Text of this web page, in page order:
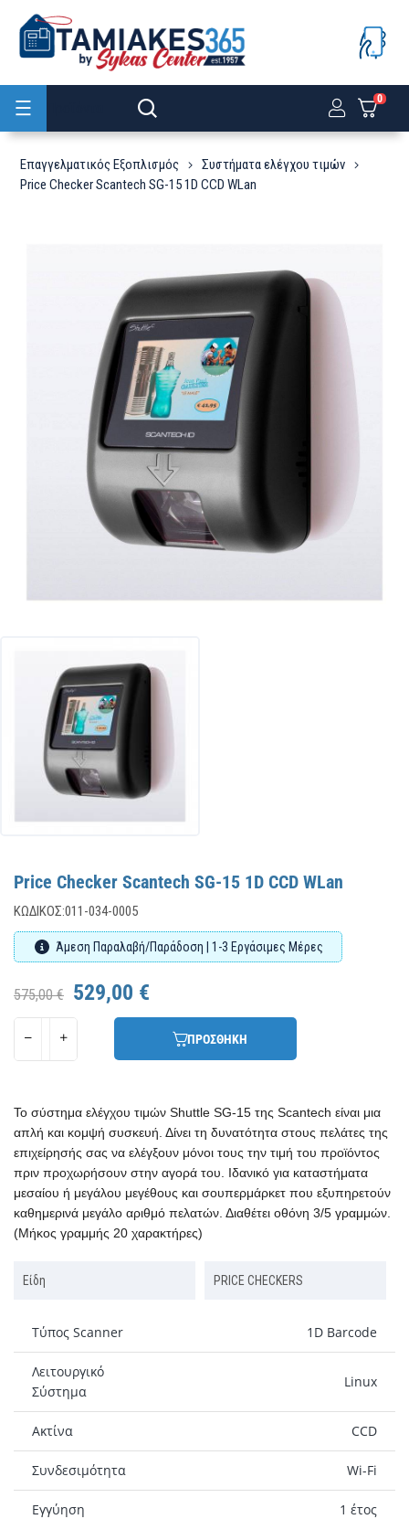
0
Επαγγελματικός Εξοπλισμός
Συστήματα ελέγχου τιμών
Price Checker Scantech SG-15 1D CCD WLan
Price Checker Scantech SG-15 1D CCD WLan
ΚΩΔΙΚΌΣ:011-034-0005
Άμεση Παραλαβή/Παράδοση | 1-3 Εργάσιμες Μέρες
575,00 € 529,00 €
ΠΡΟΣΘΗΚΗ
Το σύστημα ελέγχου τιμών Shuttle SG-15 της Scantech είναι μια
απλή και κομψή συσκευή. Δίνει τη δυνατότητα στους πελάτες της
επιχείρησής σας να ελέγξουν μόνοι τους την τιμή του προϊόντος
πριν προχωρήσουν στην αγορά του. Ιδανικό για καταστήματα
μεσαίου ή μεγάλου μεγέθους και σουπερμάρκετ που εξυπηρετούν
καθημερινά μεγάλο αριθμό πελατών. Διαθέτει οθόνη 3/5 γραμμών.
(Μήκος γραμμής 20 χαρακτήρες)
Είδη PRICE CHECKERS
Τύπος Scanner 1D Barcode
Λειτουργικό
Σύστημα
Linux
Ακτίνα CCD
Συνδεσιμότητα Wi-Fi
Εγγύηση 1 έτος